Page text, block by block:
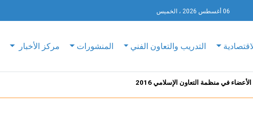
06 أغسطس 2026 ، الخميس
التدريب والتعاون الفني المنشورات مركز الأخبار
في منظمة التعاون الإسلامي 2016